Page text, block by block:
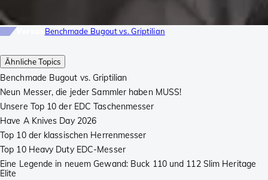
Ähnliche Topics
Benchmade Bugout vs. Griptilian
Neun Messer, die jeder Sammler haben MUSS!
Unsere Top 10 der EDC Taschenmesser
Have A Knives Day 2026
Top 10 der klassischen Herrenmesser
Top 10 Heavy Duty EDC-Messer
Eine Legende in neuem Gewand: Buck 110 und 112 Slim Heritage
Elite
Benchmade Bugout vs. Griptilian